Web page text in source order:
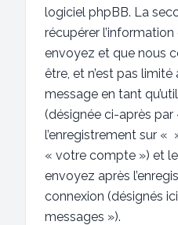
logiciel phpBB. La
récupérer
envoyez et que nous
être, et n’est pas
message en tant
(désignée ci-après par
l’enregistrement sur «
« votre compte ») et
envoyez après
connexion (désignés
messages »).